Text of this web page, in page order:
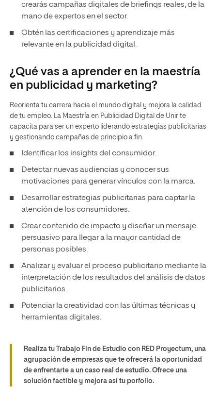
crearás campañas digitales de briefings reales, de la
mano de expertos en el sector.
Obtén las certificaciones y aprendizaje más
relevante en la publicidad digital.
¿Qué vas a aprender en la maestría
en publicidad y marketing?
Reorienta tu carrera hacia el mundo digital y mejora la calidad
de tu empleo. La Maestría en Publicidad Digital de Unir te
capacita para ser un experto liderando estrategias publicitarias
y gestionando campañas de principio a fin.
Identificar los insights del consumidor.
Detectar nuevas audiencias y conocer sus
motivaciones para generar vínculos con la marca.
Desarrollar estrategias publicitarias para captar la
atención de los consumidores.
Crear contenido de impacto y diseñar un mensaje
persuasivo para llegar a la mayor cantidad de
personas posibles.
Analizar y evaluar el proceso publicitario mediante la
interpretación de los resultados del análisis de datos
publicitarios.
Potenciar la creatividad con las últimas técnicas y
herramientas digitales.
Realiza tu Trabajo Fin de Estudio con RED Proyectum, una
agrupación de empresas que te ofrecerá la oportunidad
de enfrentarte a un caso real de estudio. Ofrece una
solución factible y mejora así tu porfolio.